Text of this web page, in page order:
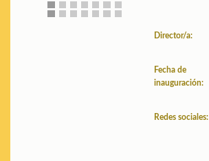
Director/a:
Fecha de
inauguración:
Redes sociales: